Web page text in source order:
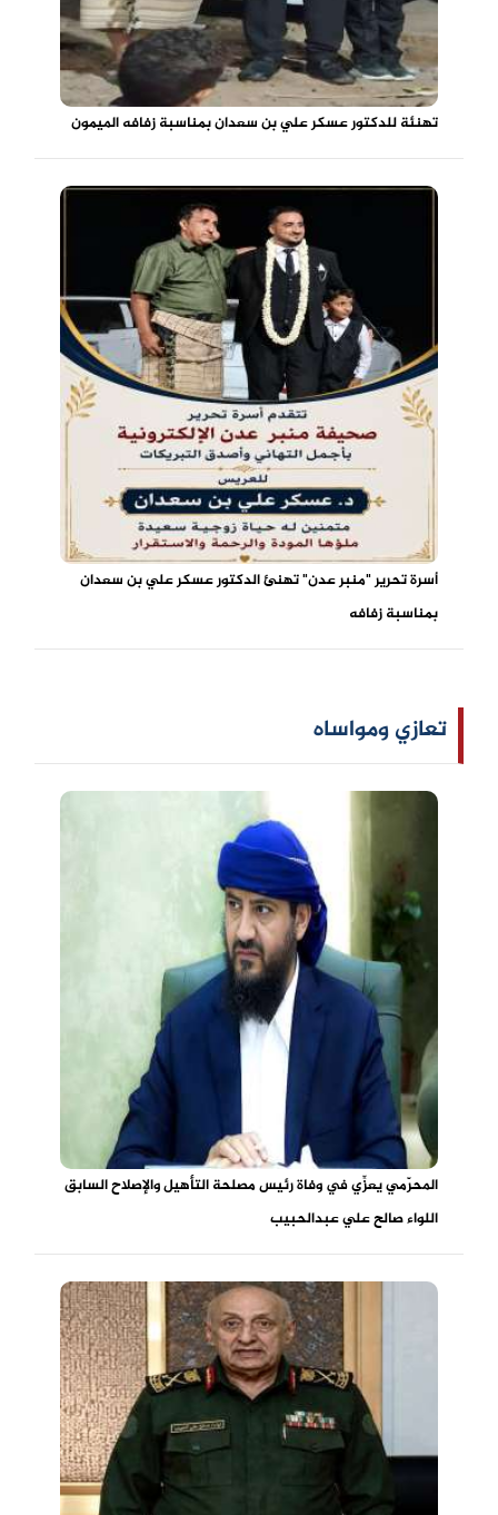
تهنئة للدكتور عسكر علي بن سعدان بمناسبة زفافه الميمون
أسرة تحرير "منبر عدن" تهنئ الدكتور عسكر علي بن سعدان
بمناسبة زفافه
تعازي ومواساه
المحرّمي يعزِّي في وفاة رئيس مصلحة التأهيل والإصلاح السابق
اللواء صالح علي عبدالحبيب